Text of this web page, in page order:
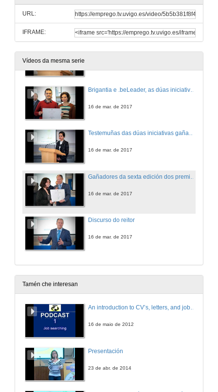
URL:
IFRAME:
Vídeos da mesma serie
16 de mar. de 2017
16 de mar. de 2017
Testemuñas das dúas iniciativas gañadoras dos premios Incuvi-Avanza 2017
16 de mar. de 2017
16 de mar. de 2017
Discurso do reitor
16 de mar. de 2017
Tamén che interesan
An introduction to CV’s, letters, and job searching
16 de maio de 2012
Presentación
23 de abr. de 2014